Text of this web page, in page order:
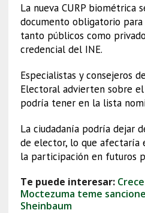
La nueva CURP biométrica
documento obligatorio
tanto públicos como
credencial del INE.
Especialistas y consejeros
Electoral advierten sobre
podría tener en la lista
La ciudadanía podría dejar
de elector, lo que afectaría
la participación en futuros
Te puede interesar:
Moctezuma teme
Sheinbaum